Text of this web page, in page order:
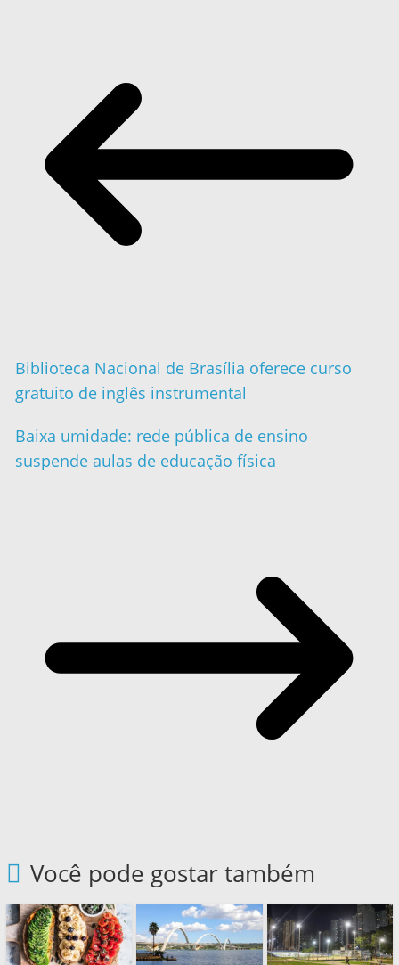
Biblioteca Nacional de Brasília oferece curso
gratuito de inglês instrumental
Baixa umidade: rede pública de ensino
suspende aulas de educação física
Você pode gostar também